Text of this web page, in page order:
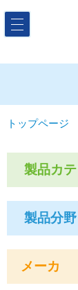
トップページ
製品カテ
製品分野
メーカ